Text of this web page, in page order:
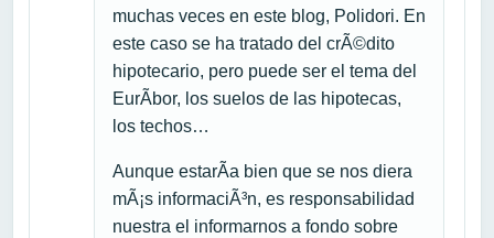
muchas veces en este blog, Polidori. En
este caso se ha tratado del crÃ©dito
hipotecario, pero puede ser el tema del
EurÃ­bor, los suelos de las hipotecas,
los techos…
Aunque estarÃ­a bien que se nos diera
mÃ¡s informaciÃ³n, es responsabilidad
nuestra el informarnos a fondo sobre